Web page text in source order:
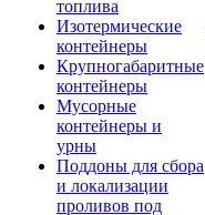
топлива
Изотермические
контейнеры
Крупногабаритные
контейнеры
Мусорные
контейнеры и
урны
Поддоны для сбора
и локализации
проливов под